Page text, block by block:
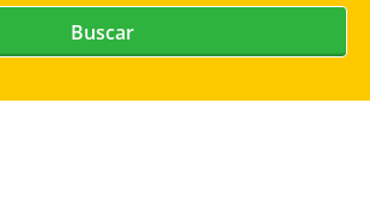
Buscar